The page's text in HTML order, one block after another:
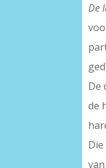
De
De
de